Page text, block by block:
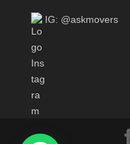
IG: @askmovers